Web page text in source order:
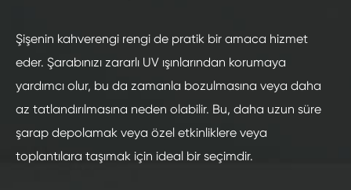
Şişenin kahverengi rengi de pratik bir amaca hizmet
eder. Şarabınızı zararlı UV ışınlarından korumaya
yardımcı olur, bu da zamanla bozulmasına veya daha
az tatlandırılmasına neden olabilir. Bu, daha uzun süre
şarap depolamak veya özel etkinliklere veya
toplantılara taşımak için ideal bir seçimdir.